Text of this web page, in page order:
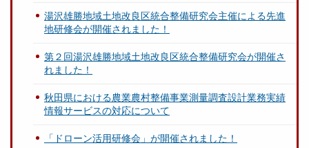
湯沢雄勝地域土地改良区統合整備研究会主催による先進
地研修会が開催されました！
第２回湯沢雄勝地域土地改良区統合整備研究会が開催さ
れました！
秋田県における農業農村整備事業測量調査設計業務実績
情報サービスの対応について
「ドローン活用研修会」が開催されました！